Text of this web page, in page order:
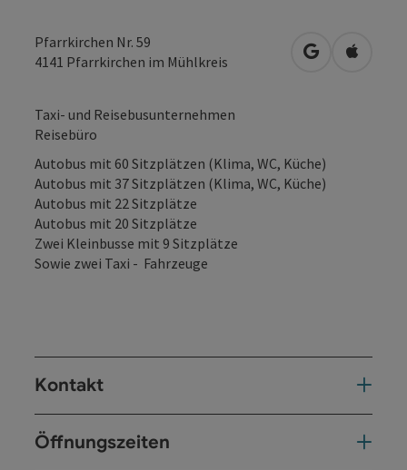
Pfarrkirchen Nr. 59
4141 Pfarrkirchen im Mühlkreis in Google
in
Taxi- und Reisebusunternehmen
Reisebüro
Autobus mit 60 Sitzplätzen (Klima, WC, Küche)
Autobus mit 37 Sitzplätzen (Klima, WC, Küche)
Autobus mit 22 Sitzplätze
Autobus mit 20 Sitzplätze
Zwei Kleinbusse mit 9 Sitzplätze
Sowie zwei Taxi - Fahrzeuge
Kontakt
Öffnungszeiten